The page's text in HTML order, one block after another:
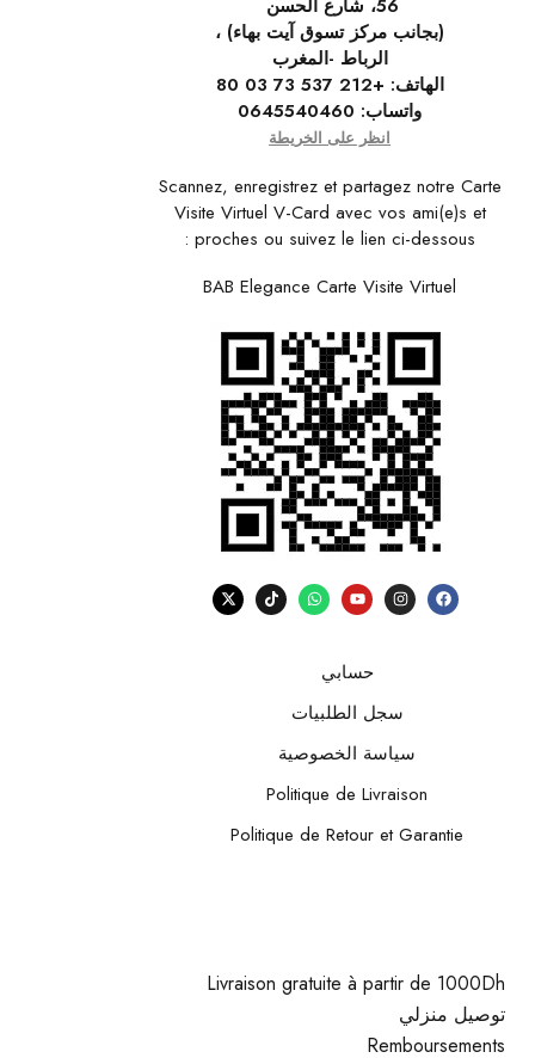
56، شارع الحسن
(بجانب مركز تسوق آيت بهاء) ،
الرباط -المغرب
الهاتف: +212 537 73 03 80
واتساب: 0645540460
انظر على الخريطة
Scannez, enregistrez et partagez notre Carte
Visite Virtuel V-Card avec vos ami(e)s et
proches ou suivez le lien ci-dessous :
BAB Elegance Carte Visite Virtuel
حسابي
سجل الطلبيات
سياسة الخصوصية
Politique de Livraison
Politique de Retour et Garantie
Livraison gratuite à partir de 1000Dh
توصيل منزلي
Remboursements